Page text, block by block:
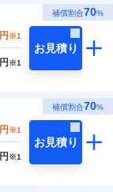
補償割合70%
円 ※1
円 ※1
お見積り
補償割合70%
円 ※1
円 ※1
お見積り